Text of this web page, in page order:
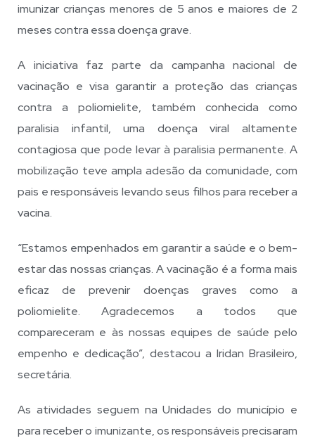
imunizar crianças menores de 5 anos e maiores de 2
meses contra essa doença grave.
A iniciativa faz parte da campanha nacional de
vacinação e visa garantir a proteção das crianças
contra a poliomielite, também conhecida como
paralisia infantil, uma doença viral altamente
contagiosa que pode levar à paralisia permanente. A
mobilização teve ampla adesão da comunidade, com
pais e responsáveis levando seus filhos para receber a
vacina.
“Estamos empenhados em garantir a saúde e o bem-
estar das nossas crianças. A vacinação é a forma mais
eficaz de prevenir doenças graves como a
poliomielite. Agradecemos a todos que
compareceram e às nossas equipes de saúde pelo
empenho e dedicação”, destacou a Iridan Brasileiro,
secretária.
As atividades seguem na Unidades do município e
para receber o imunizante, os responsáveis precisaram